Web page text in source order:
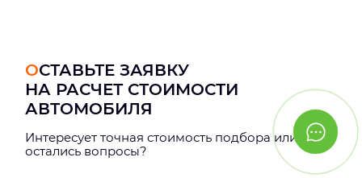
ОСТАВЬТЕ ЗАЯВКУ
НА РАСЧЕТ СТОИМОСТИ
АВТОМОБИЛЯ
Интерeсует точная стоимость подбора или
остались вопросы?